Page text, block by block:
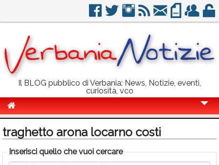
Il BLOG pubblico di Verbania: News, Notizie, eventi,
curiosità, vco
Politica
Sport
traghetto arona locarno costi
Inserisci quello che vuoi cercare